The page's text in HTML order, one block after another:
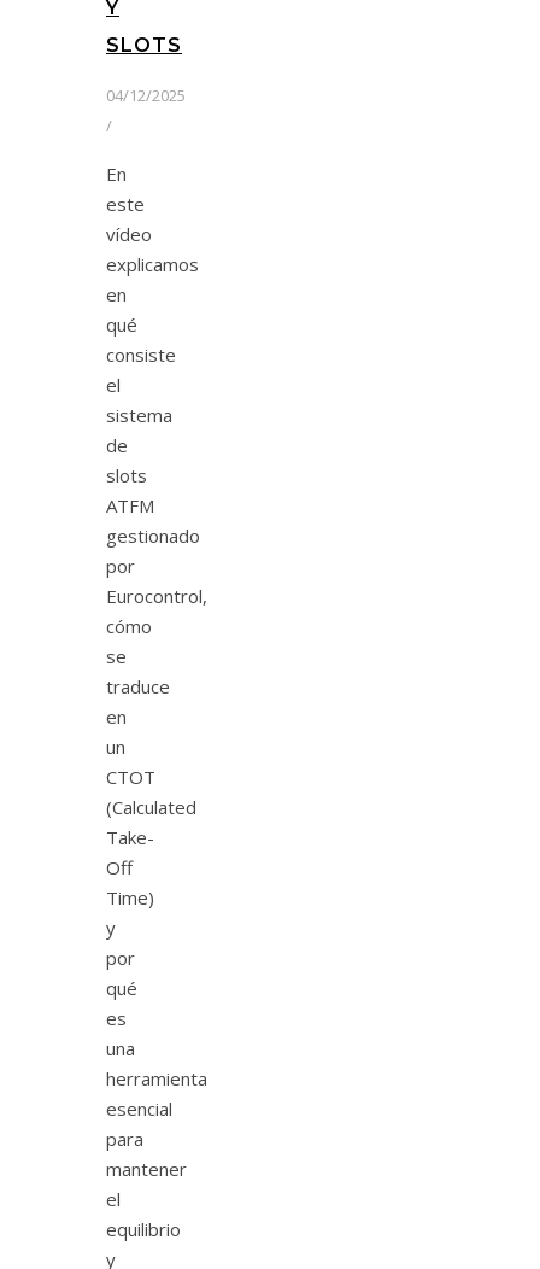
Y
SLOTS
04/12/2025
/
En
este
vídeo
explicamos
en
qué
consiste
el
sistema
de
slots
ATFM
gestionado
por
Eurocontrol,
cómo
se
traduce
en
un
CTOT
(Calculated
Take-
Off
Time)
y
por
qué
es
una
herramienta
esencial
para
mantener
el
equilibrio
y